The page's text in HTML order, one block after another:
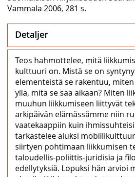
Vammala 2006, 281 s.
Detaljer
Teos hahmottelee, mitä
kulttuuri on. Mistä se on
elementeistä se rakentuu,
yllä, mitä se saa aikaan? Miten
muuhun liikkumiseen liittyvät
arkipäivän elämässämme niin
vaatekaappiin kuin
tarkastelee aluksi
siirtyen pohtimaan liikkumisen
taloudellis-poliittis-juridisia ja
edellytyksiä. Lopuksi hän arvioi